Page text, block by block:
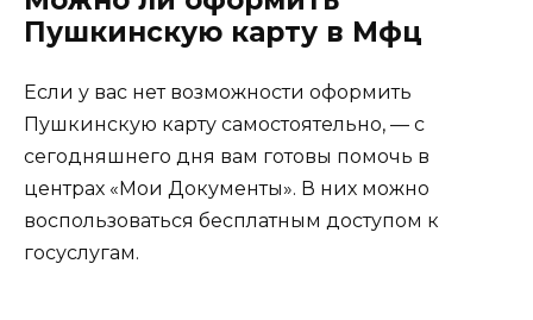
Пушкинскую карту в Мфц
Если у вас нет возможности оформить
Пушкинскую карту самостоятельно, — с
сегодняшнего дня вам готовы помочь в
центрах «Мои Документы». В них можно
воспользоваться бесплатным доступом к
госуслугам.